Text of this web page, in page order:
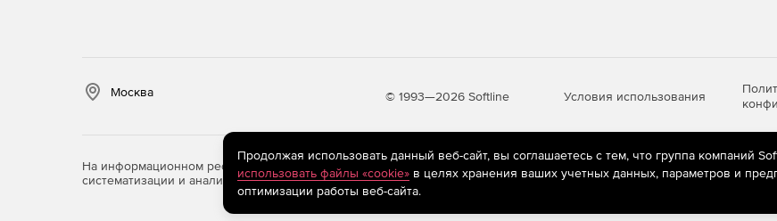
Москва © 1993—2026 Softline Условия использования
На информационном ресурсе store.softline.ru применяются рекомендательные технологии
(информационные
систематизации и анализа сведений, относящихся к предпочтениям пользователей сети «Интернет», находящихся
Продолжая использовать данный веб-сайт, вы соглашаетесь с тем, что группа компаний
использовать файлы «cookie»в целях хранения ваших учетных данных, параметров и
оптимизации работы веб-сайта.